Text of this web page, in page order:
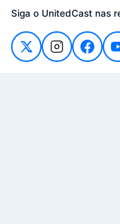
Siga o UnitedCast nas